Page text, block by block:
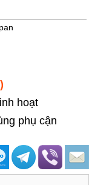
hoạt
phụ cận